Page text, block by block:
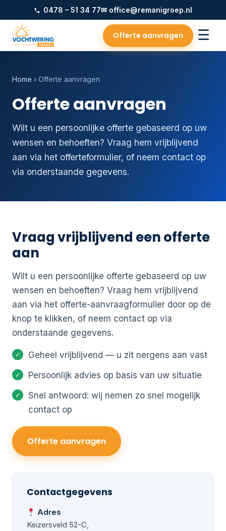
0478 – 51 34 77✉ office@remanigroep.nl
Offerte aanvragen ☰
Home › Offerte aanvragen
Offerte aanvragen
Wilt u een persoonlijke offerte gebaseerd op uw
wensen en behoeften? Vraag hem vrijblijvend
aan via het offerteformulier, of neem contact op
via onderstaande gegevens.
Vraag vrijblijvend een offerte
aan
Wilt u een persoonlijke offerte gebaseerd op uw
wensen en behoeften? Vraag hem vrijblijvend
aan via het offerte-aanvraagformulier door op de
knop te klikken, of neem contact op via
onderstaande gegevens.
Geheel vrijblijvend — u zit nergens aan vast
Persoonlijk advies op basis van uw situatie
Snel antwoord: wij nemen zo snel mogelijk
contact op
Offerte aanvragen
Contactgegevens
Adres
Keizersveld 52-C,